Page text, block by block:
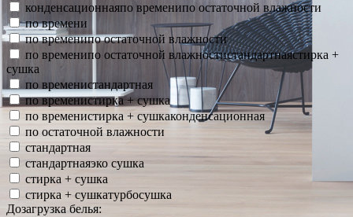
конденсационнаяпо временипо остаточной влажности
по времени
по временипо остаточной влажности
по временипо остаточной влажностистандартнаястирка +
сушка
по временистандартная
по временистирка + сушка
по временистирка + сушкаконденсационная
по остаточной влажности
стандартная
стандартнаяэко сушка
стирка + сушка
стирка + сушкатурбосушка
Дозагрузка белья: